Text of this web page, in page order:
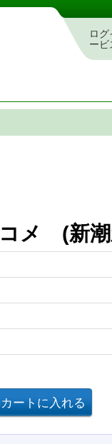
ロ
ービ
メ (新潮